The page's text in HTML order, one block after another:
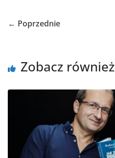
← Poprzednie
Zobacz również